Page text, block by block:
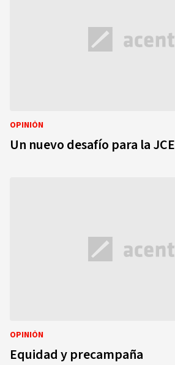
OPINIÓN
Un nuevo desafío para la JCE
OPINIÓN
Equidad y precampaña